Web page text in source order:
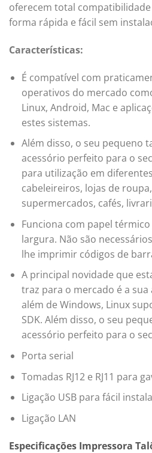
oferecem total
forma rápida e fácil sem
Características:
É compatível com
operativos do mercado
Linux, Android, Mac e
estes sistemas.
Além disso, o seu pequeno
acessório perfeito para o
para utilização em
cabeleireiros, lojas de
supermercados, cafés,
Funciona com papel
largura. Não são
lhe imprimir códigos de
A principal novidade que
traz para o mercado é a
além de Windows, Linux
SDK. Além disso, o seu
acessório perfeito para o
Porta serial
Tomadas RJ12 e RJ11 para
Ligação USB para fácil
Ligação LAN
Especificações Impressora